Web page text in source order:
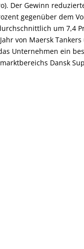
Der Gewinn
gegenüber dem
um 7,4
von Maersk
Unternehmen ein
Dansk